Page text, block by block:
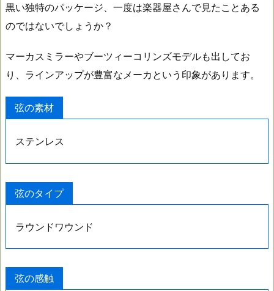
黒い独特のパッケージ、一度は楽器屋さんで見たことある
のではないでしょうか？
マーカスミラーやブーツィーコリンズモデルも出してお
り、ラインアップが豊富なメーカという印象があります。
弦の素材
ステンレス
弦のタイプ
ラウンドワウンド
弦の感触